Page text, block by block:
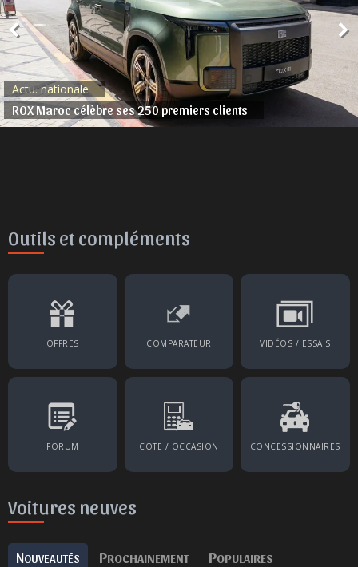
Actu. nationale
ROX Maroc célèbre ses 250 premiers clients
Outils et compléments
OFFRES COMPARATEUR VIDÉOS / ESSAIS
FORUM COTE / OCCASION CONCESSIONNAIRES
Voitures neuves
NOUVEAUTÉS PROCHAINEMENT POPULAIRES